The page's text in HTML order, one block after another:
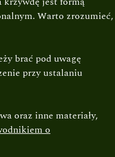
Warto zrozumieć,
brać pod uwagę
przy ustalaniu
oraz inne materiały,
o